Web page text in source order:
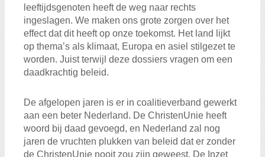
leeftijdsgenoten heeft de weg naar rechts
ingeslagen. We maken ons grote zorgen over het
effect dat dit heeft op onze toekomst. Het land lijkt
op thema’s als klimaat, Europa en asiel stilgezet te
worden. Juist terwijl deze dossiers vragen om een
daadkrachtig beleid.
De afgelopen jaren is er in coalitieverband gewerkt
aan een beter Nederland. De ChristenUnie heeft
woord bij daad gevoegd, en Nederland zal nog
jaren de vruchten plukken van beleid dat er zonder
de ChristenUnie nooit zou zijn geweest. De Inzet